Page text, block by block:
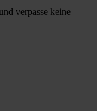
verpasse keine